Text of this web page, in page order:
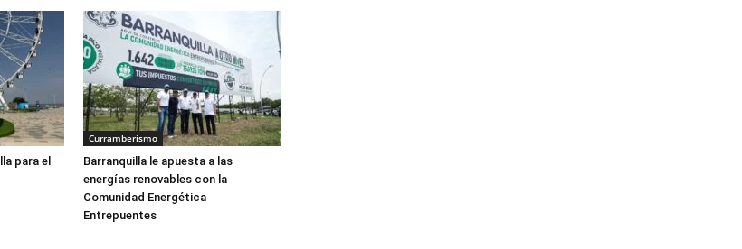
para el
Curramberismo
Barranquilla le apuesta a las
energías renovables con la
Comunidad Energética
Entrepuentes